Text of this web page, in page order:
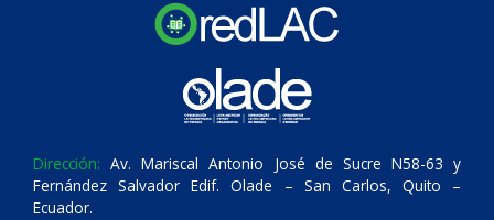
Dirección: Av. Mariscal Antonio José de Sucre N58-63 y
Fernández Salvador Edif. Olade – San Carlos, Quito –
Ecuador.